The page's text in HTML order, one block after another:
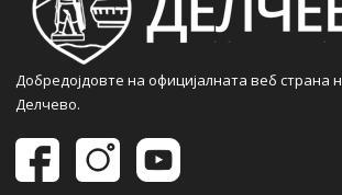
Добредојдовте на официјалната веб страна
Делчево.